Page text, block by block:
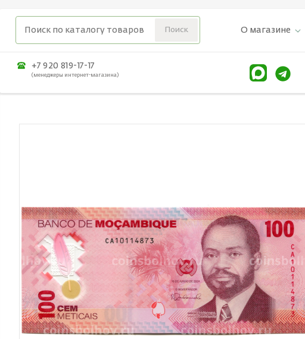
О магазине
+7 920 819-17-17
(менеджеры интернет-магазина)